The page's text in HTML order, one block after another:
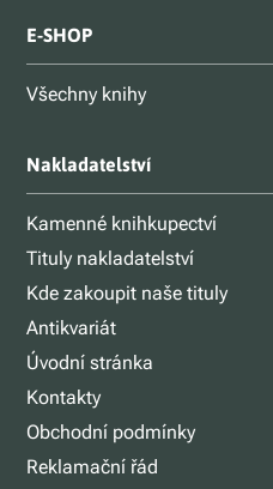
E-SHOP
Všechny knihy
Nakladatelství
Kamenné knihkupectví
Tituly nakladatelství
Kde zakoupit naše tituly
Antikvariát
Úvodní stránka
Kontakty
Obchodní podmínky
Reklamační řád